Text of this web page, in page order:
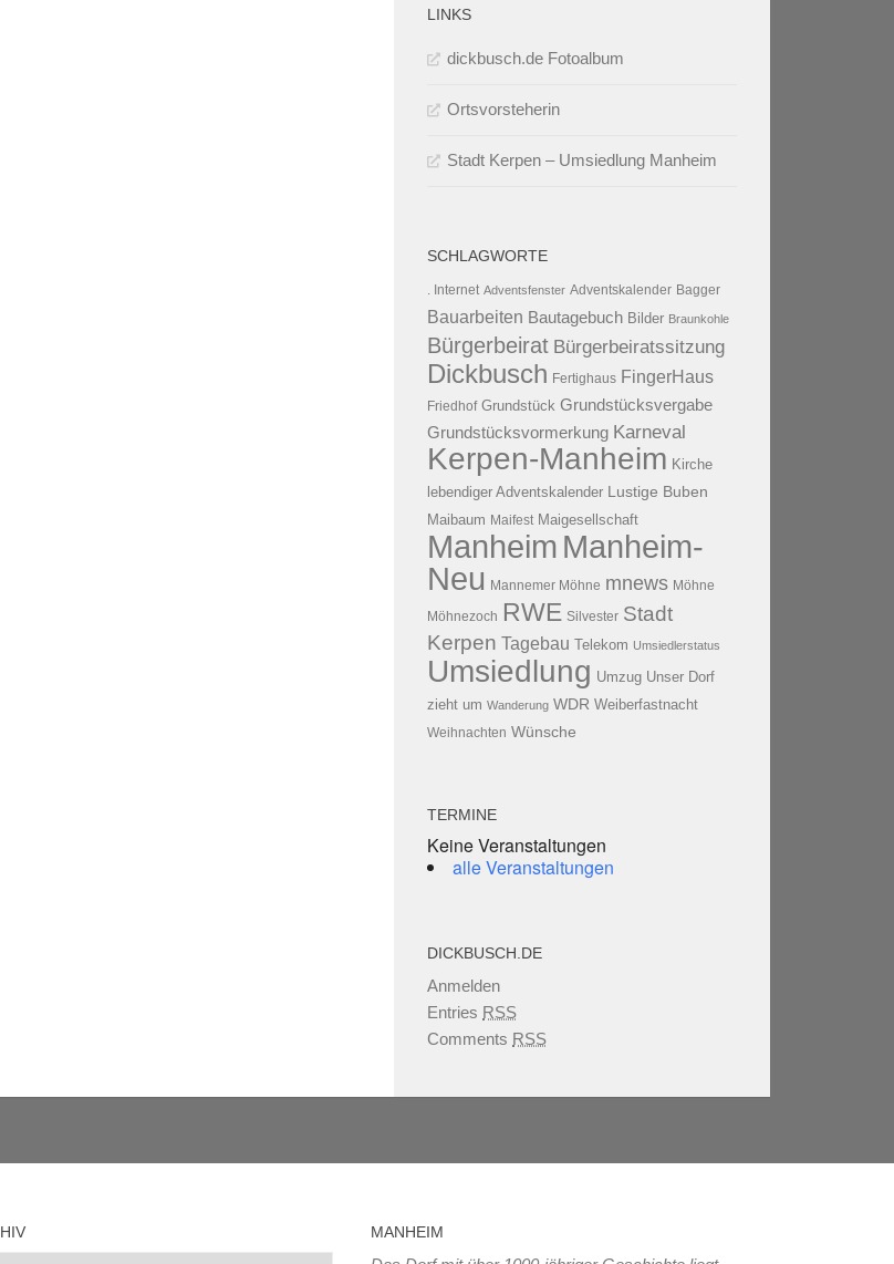
LINKS
dickbusch.de Fotoalbum
Ortsvorsteherin
Stadt Kerpen – Umsiedlung Manheim
SCHLAGWORTE
. Internet Adventsfenster Adventskalender Bagger
Bauarbeiten Bautagebuch Bilder Braunkohle
Bürgerbeirat Bürgerbeiratssitzung
Dickbusch Fertighaus FingerHaus
Friedhof Grundstück Grundstücksvergabe
Grundstücksvormerkung Karneval
Kerpen-Manheim Kirche
lebendiger Adventskalender Lustige Buben
Maibaum Maifest Maigesellschaft
Manheim Manheim-
Neu Mannemer Möhne mnews Möhne
Möhnezoch RWE Silvester Stadt
Kerpen Tagebau Telekom Umsiedlerstatus
Umsiedlung Umzug Unser Dorf
zieht um Wanderung WDR Weiberfastnacht
Weihnachten Wünsche
TERMINE
Keine Veranstaltungen
alle Veranstaltungen
DICKBUSCH.DE
Anmelden
Entries RSS
Comments RSS
MANHEIM